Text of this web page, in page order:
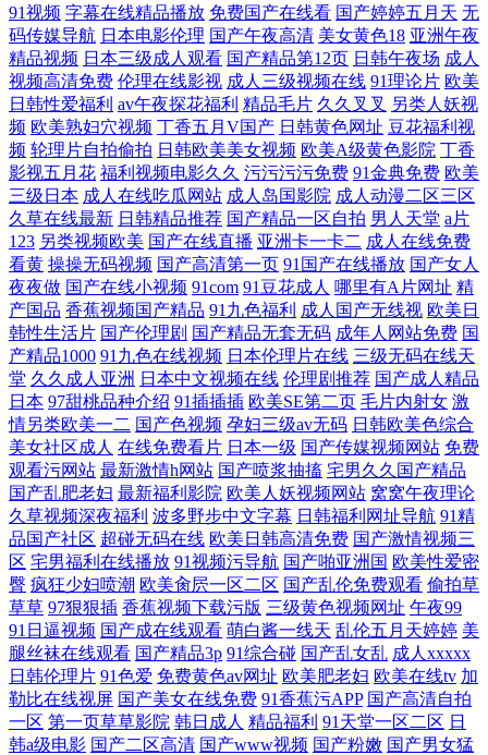
本色情天堂 av色色资源站 欧美日本一二三区 www日本91 91传媒免费入口
97狠狠色 中文字幕日 欧美熟女交 做爰全过程免 老司机福利导航站 亚洲午
夜日韩高清一区 国产永久免费视频 69成人在线 伊人AV电影 九色在线视频
亚洲色图五月激情
91视频 字幕在线精品播放 免费国产在线看 国产婷婷五月天 无
码传媒导航 日本电影伦理 国产午夜高清 美女黄色18 亚洲午夜
精品视频 日本三级成人观看 国产精品第12页 日韩午夜场 成人
视频高清免费 伦理在线影视 成人三级视频在线 91理论片 欧美
日韩性爱福利 av午夜探花福利 精品毛片 久久叉叉 另类人妖视
频 欧美熟妇穴视频 丁香五月V国产 日韩黄色网址 豆花福利视
频 轮理片自拍偷拍 日韩欧美美女视频 欧美A级黄色影院 丁香
影视五月花 福利视频电影久久 污污污污免费 91金典免费 欧美
三级日本 成人在线吃瓜网站 成人岛国影院 成人动漫二区三区
久草在线最新 日韩精品推荐 国产精品一区自拍 男人天堂 a片
123 另类视频欧美 国产在线直播 亚洲卡一卡二 成人在线免费
看黄 操操无码视频 国产高清第一页 91国产在线播放 国产女人
夜夜做 国产在线小视频 91com 91豆花成人 哪里有A片网址 精
产国品 香蕉视频国产精品 91九色福利 成人国产无线视 欧美日
韩性生活片 国产伦理剧 国产精品无套无码 成年人网站免费 国
产精品1000 91九色在线视频 日本伦理片在线 三级无码在线天
堂 久久成人亚洲 日本中文视频在线 伦理剧推荐 国产成人精品
日本 97甜桃品种介绍 91插插插 欧美SE第二页 毛片内射女 激
情另类欧美一二 国产色视频 孕妇三级av无码 日韩欧美色综合
美女社区成人 在线免费看片 日本一级 国产传媒视频网站 免费
观看污网站 最新激情h网站 国产喷浆抽搐 宅男久久国产精品
国产乱肥老妇 最新福利影院 欧美人妖视频网站 窝窝午夜理论
久草视频深夜福利 波多野步中文字幕 日韩福利网址导航 91精
品国产社区 超碰无码在线 欧美日韩高清免费 国产激情视频三
区 宅男福利在线播放 91视频污导航 国产啪亚洲国 欧美性爱密
臀 疯狂少妇喷潮 欧美肏屄一区二区 国产乱伦免费观看 偷拍草
草草 97狠狠插 香蕉视频下载污版 三级黄色视频网址 午夜99
91日逼视频 国产成在线观看 萌白酱一线天 乱伦五月天婷婷 美
腿丝袜在线观看 国产精品3p 91综合碰 国产乱女乱 成人xxxxx
日韩伦理片 91色爱 免费黄色av网址 欧美肥老妇 欧美在线tv 加
勒比在线视屏 国产美女在线免费 91香蕉污APP 国产高清自拍
一区 第一页草草影院 韩日成人 精品福利 91天堂一区二区 日
韩a级电影 国产二区高清 国产www视频 国产粉嫩 国产男女猛